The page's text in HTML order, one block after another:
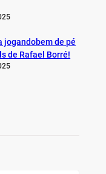
jogandobem de pé
de Rafael Borré!